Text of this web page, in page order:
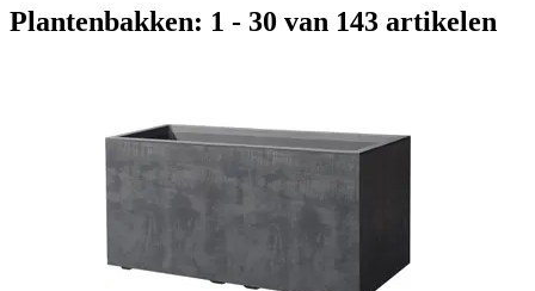
Plantenbakken: 1 - 30 van 143 artikelen